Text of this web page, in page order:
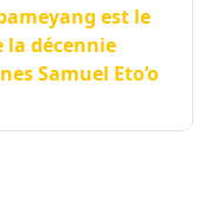
est le
décennie
Samuel Eto’o